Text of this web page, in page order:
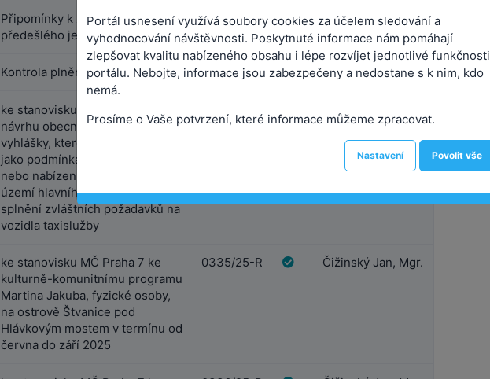
Připomínky k zápisu z
předešlého jednání Rady MČ P7
Čižinský Jan, Mgr.
Kontrola plnění úkolů Čižinský Jan, Mgr.
ke stanovisku MČ Praha 7 k
návrhu obecně závazné
vyhlášky, kterou se stanovuje
jako podmínka pro zahájení
nebo nabízení přepravy na
území hlavního města Prahy
splnění zvláštních požadavků na
vozidla taxislužby
ke stanovisku MČ Praha 7 ke
kulturně-komunitnímu programu
Martina Jakuba, fyzické osoby,
na ostrově Štvanice pod
Hlávkovým mostem v termínu od
června do září 2025
0335/25-R Čižinský Jan, Mgr.
Portál usnesení využívá soubory cookies za účelem sledování a
vyhodnocování návštěvnosti. Poskytnuté informace nám pomáhají
zlepšovat kvalitu nabízeného obsahu i lépe rozvíjet jednotlivé funkčnosti
portálu. Nebojte, informace jsou zabezpečeny a nedostane s k nim, kdo
nemá.
Prosíme o Vaše potvrzení, které informace můžeme zpracovat.
Nastavení Povolit vše